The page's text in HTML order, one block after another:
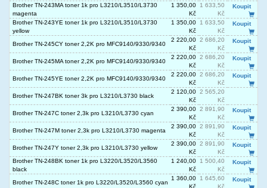
Brother TN-243MA toner 1k pro L3210/L3510/L3730
magenta
1 350,00
Kč
1 633,50
Kč
Koupit
Brother TN-243YE toner 1k pro L3210/L3510/L3730
yellow
1 350,00
Kč
1 633,50
Kč
Koupit
Brother TN-245CY toner 2,2K pro MFC9140/9330/9340
2 220,00
Kč
2 686,20
Kč
Koupit
Brother TN-245MA toner 2,2K pro MFC9140/9330/9340
2 220,00
Kč
2 686,20
Kč
Koupit
Brother TN-245YE toner 2,2K pro MFC9140/9330/9340
2 220,00
Kč
2 686,20
Kč
Koupit
Brother TN-247BK toner 3k pro L3210/L3730 black
2 120,00
Kč
2 565,20
Kč
Brother TN-247C toner 2,3k pro L3210/L3730 cyan
2 390,00
Kč
2 891,90
Kč
Koupit
Brother TN-247M toner 2,3k pro L3210/L3730 magenta
2 390,00
Kč
2 891,90
Kč
Koupit
Brother TN-247Y toner 2,3k pro L3210/L3730 yellow
2 390,00
Kč
2 891,90
Kč
Koupit
Brother TN-248BK toner 1k pro L3220/L3520/L3560
black
1 240,00
Kč
1 500,40
Kč
Koupit
Brother TN-248C toner 1k pro L3220/L3520/L3560 cyan
1 360,00
Kč
1 645,60
Kč
Koupit